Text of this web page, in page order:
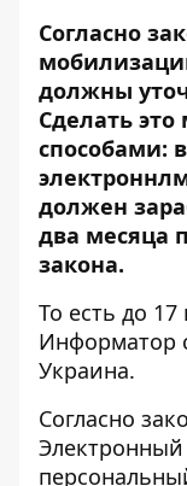
Согласно
должны
Сделать
способами:
должен
два месяца
закона.
То есть до
Информатор
Украина.
Согласно